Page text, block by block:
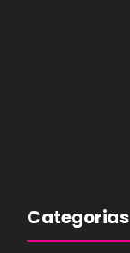
Categorias